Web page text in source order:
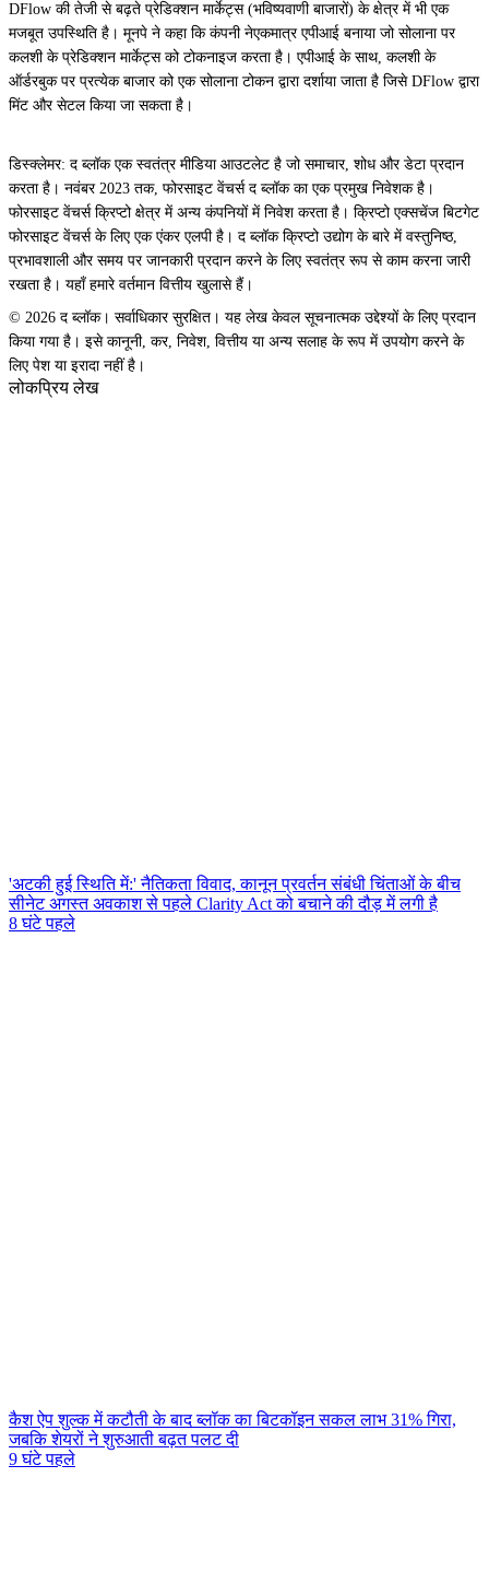
DFlow की तेजी से बढ़ते प्रेडिक्शन मार्केट्स (भविष्यवाणी बाजारों) के क्षेत्र में भी एक
मजबूत उपस्थिति है। मूनपे ने कहा कि कंपनी नेएकमात्र एपीआई बनायाजो सोलाना पर
कलशी के प्रेडिक्शन मार्केट्स को टोकनाइज करता है। एपीआई के साथ, कलशी के
ऑर्डरबुक पर प्रत्येक बाजार को एक सोलाना टोकन द्वारा दर्शाया जाता है जिसे DFlow द्वारा
मिंट और सेटल किया जा सकता है।
डिस्क्लेमर: द ब्लॉक एक स्वतंत्र मीडिया आउटलेट है जो समाचार, शोध और डेटा प्रदान
करता है। नवंबर 2023 तक, फोरसाइट वेंचर्स द ब्लॉक का एक प्रमुख निवेशक है।
फोरसाइट वेंचर्स क्रिप्टो क्षेत्र में अन्य कंपनियों में निवेश करता है। क्रिप्टो एक्सचेंज बिटगेट
फोरसाइट वेंचर्स के लिए एक एंकर एलपी है। द ब्लॉक क्रिप्टो उद्योग के बारे में वस्तुनिष्ठ,
प्रभावशाली और समय पर जानकारी प्रदान करने के लिए स्वतंत्र रूप से काम करना जारी
रखता है। यहाँ हमारे वर्तमान वित्तीय खुलासे हैं।
© 2026 द ब्लॉक। सर्वाधिकार सुरक्षित। यह लेख केवल सूचनात्मक उद्देश्यों के लिए प्रदान
किया गया है। इसे कानूनी, कर, निवेश, वित्तीय या अन्य सलाह के रूप में उपयोग करने के
लिए पेश या इरादा नहीं है।
लोकप्रिय लेख
'अटकी हुई स्थिति में:' नैतिकता विवाद, कानून प्रवर्तन संबंधी चिंताओं के बीच
सीनेट अगस्त अवकाश से पहले Clarity Act को बचाने की दौड़ में लगी है
8 घंटे पहले
कैश ऐप शुल्क में कटौती के बाद ब्लॉक का बिटकॉइन सकल लाभ 31% गिरा,
जबकि शेयरों ने शुरुआती बढ़त पलट दी
9 घंटे पहले